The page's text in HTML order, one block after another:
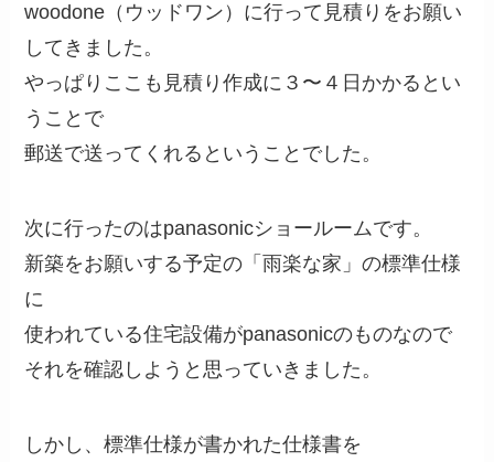
woodone（ウッドワン）に行って見積りをお願い
してきました。
やっぱりここも見積り作成に３〜４日かかるとい
うことで
郵送で送ってくれるということでした。
次に行ったのはpanasonicショールームです。
新築をお願いする予定の「雨楽な家」の標準仕様
に
使われている住宅設備がpanasonicのものなので
それを確認しようと思っていきました。
しかし、標準仕様が書かれた仕様書を